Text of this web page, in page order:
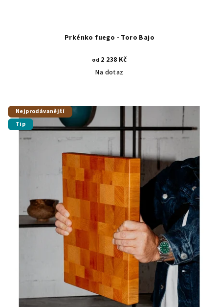
Prkénko fuego - Toro Bajo
od 2 238 Kč
Na dotaz
Nejprodávanější
Tip